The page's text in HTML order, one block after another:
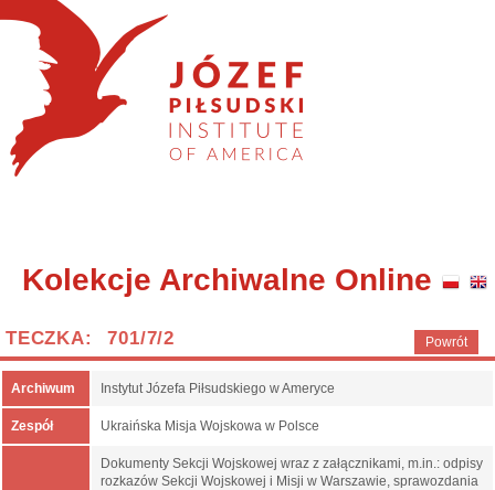
Kolekcje Archiwalne Online
Powrót
TECZKA: 701/7/2
Archiwum Instytut Józefa Piłsudskiego w Ameryce
Zespół Ukraińska Misja Wojskowa w Polsce
Dokumenty Sekcji Wojskowej wraz z załącznikami, m.in.: odpisy
rozkazów Sekcji Wojskowej i Misji w Warszawie, sprawozdania